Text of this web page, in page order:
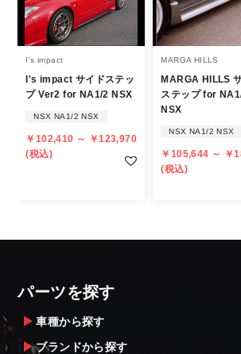
※商品写真は実際の商品とカ
ジが若干異なる場合もございま
商品名や説明等でご確認くだ
発送について
・エアロパーツ・マフラー等の
個人宅への直送・営業所止めが
があることはご了承ください。
また、小さな商品でも、メー
・発送先に、塗装・取付店等の
・メーカーによっては、配送先
業者でなければ、配送出来ない
とは予めご了承ください。
I's impact
I's impact サイドステッ
プ Ver2 for NA1/2 NSX
NSX NA1/2 NSX
￥102,410 ～ ￥123,970
(税込)
MARGA HILLS
MARGA HILLS
ステップ for
NSX
NSX NA1/2 NSX
￥105,644 ～ ￥
(税込)
パーツを探す
車種から探す
ブランドから探す